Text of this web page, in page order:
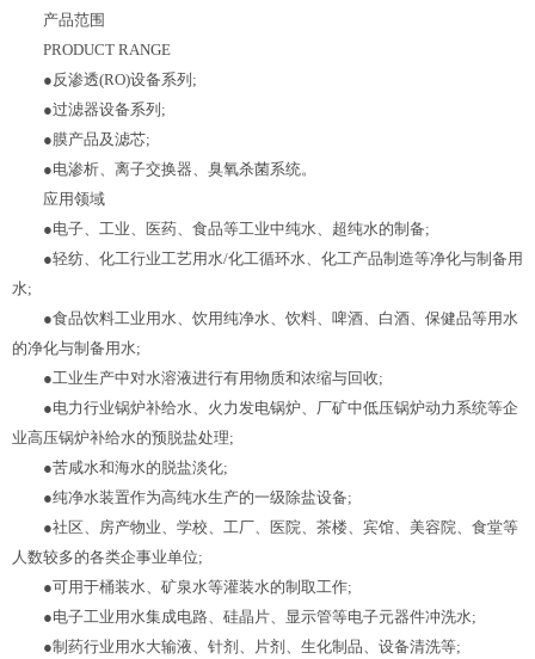
产品范围
PRODUCT RANGE
●反渗透(RO)设备系列;
●过滤器设备系列;
●膜产品及滤芯;
●电渗析、离子交换器、臭氧杀菌系统。
应用领域
●电子、工业、医药、食品等工业中纯水、超纯水的制备;
●轻纺、化工行业工艺用水/化工循环水、化工产品制造等净化与制备用
水;
●食品饮料工业用水、饮用纯净水、饮料、啤酒、白酒、保健品等用水
的净化与制备用水;
●工业生产中对水溶液进行有用物质和浓缩与回收;
●电力行业锅炉补给水、火力发电锅炉、厂矿中低压锅炉动力系统等企
业高压锅炉补给水的预脱盐处理;
●苦咸水和海水的脱盐淡化;
●纯净水装置作为高纯水生产的一级除盐设备;
●社区、房产物业、学校、工厂、医院、茶楼、宾馆、美容院、食堂等
人数较多的各类企事业单位;
●可用于桶装水、矿泉水等灌装水的制取工作;
●电子工业用水集成电路、硅晶片、显示管等电子元器件冲洗水;
●制药行业用水大输液、针剂、片剂、生化制品、设备清洗等;